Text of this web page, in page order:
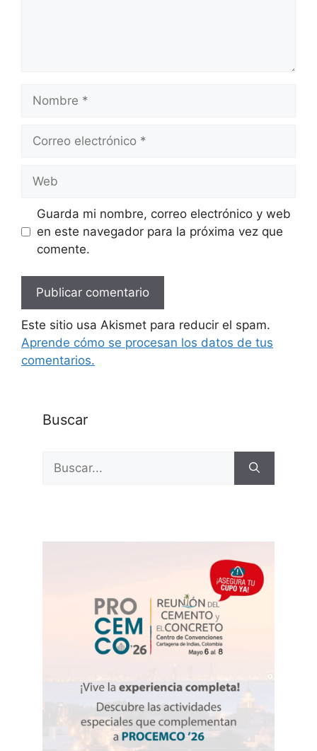
electrónico
Guarda mi nombre, correo electrónico y web
en este navegador para la próxima vez que
comente.
Este sitio usa Akismet para reducir el spam.
Aprende cómo se procesan los datos de tus
comentarios.
Buscar